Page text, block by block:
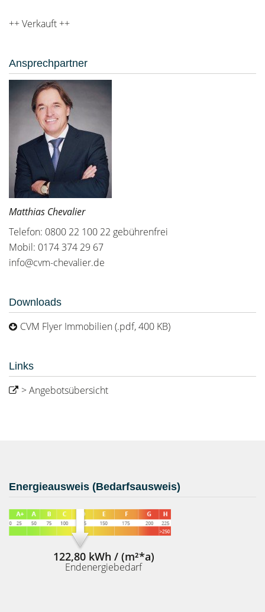
++ Verkauft ++
Ansprechpartner
Matthias Chevalier
Telefon: 0800 22 100 22 gebührenfrei
Mobil: 0174 374 29 67
info@cvm-chevalier.de
Downloads
CVM Flyer Immobilien (.pdf, 400 KB)
Links
> Angebotsübersicht
Energieausweis (Bedarfsausweis)
122,80 kWh / (m²*a)
Endenergiebedarf